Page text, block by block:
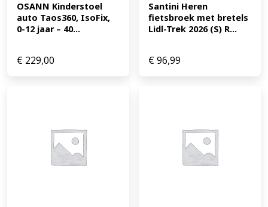
OSANN Kinderstoel
auto Taos360, IsoFix,
0-12 jaar – 40...
€ 229,00
Santini Heren
fietsbroek met bretels
Lidl-Trek 2026 (S) R...
€96,99